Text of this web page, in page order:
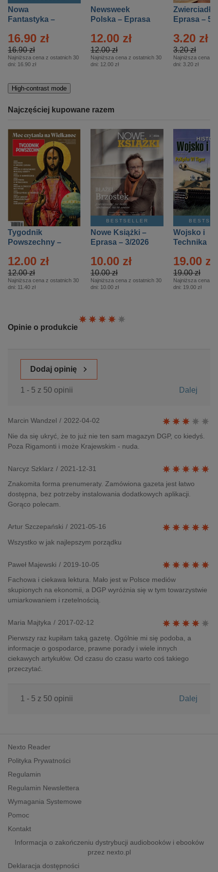
Nowa
Fantastyka –
16.90 zł
16.90 zł
Najniższa cena z ostatnich 30
dni: 16.90 zł
Newsweek
Polska – Eprasa
12.00 zł
12.00 zł
Najniższa cena z ostatnich 30
dni: 12.00 zł
Zwierciadło
Eprasa – 5/
3.20 zł
3.20 zł
Najniższa cena z
dni: 3.20 zł
High-contrast mode
Najczęściej kupowane razem
Tygodnik
Powszechny –
12.00 zł
12.00 zł
Najniższa cena z ostatnich 30
dni: 11.40 zł
BESTSELLER
Nowe Książki –
Eprasa – 3/2026
10.00 zł
10.00 zł
Najniższa cena z ostatnich 30
dni: 10.00 zł
Wojsko i
Technika
– 2/2026
19.00 zł
19.00 zł
Najniższa cena z
dni: 19.00 zł
Opinie o produkcie
Ocena:
Dodaj opinię
1 - 5 z 50 opinii Dalej
Marcin Wandzel / 2022-04-02
Nie da się ukryć, że to już nie ten sam magazyn DGP, co kiedyś.
Poza Rigamonti i może Krajewskim - nuda.
Narcyz Szklarz / 2021-12-31
Znakomita forma prenumeraty. Zamówiona gazeta jest łatwo
dostępna, bez potrzeby instalowania dodatkowych aplikacji.
Gorąco polecam.
Artur Szczepański / 2021-05-16
Wszystko w jak najlepszym porządku
Paweł Majewski / 2019-10-05
Fachowa i ciekawa lektura. Mało jest w Polsce mediów
skupionych na ekonomii, a DGP wyróżnia się w tym towarzystwie
umiarkowaniem i rzetelnością.
Maria Majtyka / 2017-02-12
Pierwszy raz kupiłam taką gazetę. Ogólnie mi się podoba, a
informacje o gospodarce, prawne porady i wiele innych
ciekawych artykułów. Od czasu do czasu warto coś takiego
przeczytać.
1 - 5 z 50 opinii Dalej
Nexto Reader
Polityka Prywatności
Regulamin
Regulamin Newslettera
Wymagania Systemowe
Pomoc
Kontakt
Informacja o zakończeniu dystrybucji audiobooków i ebooków
przez nexto.pl
Deklaracja dostępności